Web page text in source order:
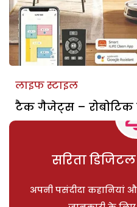
लाइफ स्टाइल
टैक गैजेट्स –
सरिता
अपनी पसंदीदा कहानियां